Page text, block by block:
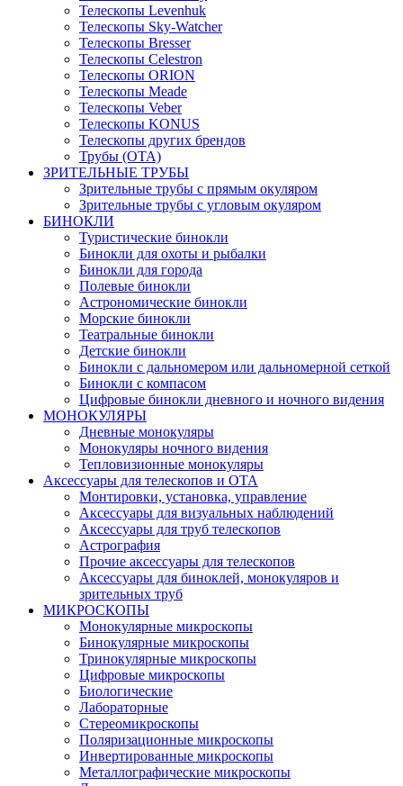
Телескопы Levenhuk
Телескопы Sky-Watcher
Телескопы Bresser
Телескопы Celestron
Телескопы ORION
Телескопы Meade
Телескопы Veber
Телескопы KONUS
Телескопы других брендов
Трубы (ОТА)
ЗРИТЕЛЬНЫЕ ТРУБЫ
Зрительные трубы с прямым окуляром
Зрительные трубы с угловым окуляром
БИНОКЛИ
Туристические бинокли
Бинокли для охоты и рыбалки
Бинокли для города
Полевые бинокли
Астрономические бинокли
Морские бинокли
Театральные бинокли
Детские бинокли
Бинокли с дальномером или дальномерной сеткой
Бинокли с компасом
Цифровые бинокли дневного и ночного видения
МОНОКУЛЯРЫ
Дневные монокуляры
Монокуляры ночного видения
Тепловизионные монокуляры
Аксессуары для телескопов и ОТА
Монтировки, установка, управление
Аксессуары для визуальных наблюдений
Аксессуары для труб телескопов
Астрография
Прочие аксессуары для телескопов
Аксессуары для биноклей, монокуляров и
зрительных труб
МИКРОСКОПЫ
Монокулярные микроскопы
Бинокулярные микроскопы
Тринокулярные микроскопы
Цифровые микроскопы
Биологические
Лабораторные
Стереомикроскопы
Поляризационные микроскопы
Инвертированные микроскопы
Металлографические микроскопы